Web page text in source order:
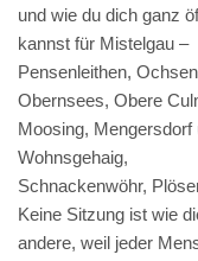
und wie du dich ganz
kannst für Mistelgau –
Pensenleithen,
Obernsees, Obere
Moosing, Mengersdorf
Wohnsgehaig,
Schnackenwöhr,
Keine Sitzung ist wie
andere, weil jeder